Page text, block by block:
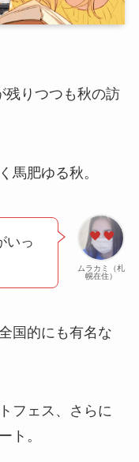
残りつつも秋の訪
馬肥ゆる秋。
ムラカミ（札
幌在住）
いっ
国的にも有名な
フェス、さらに
ト。